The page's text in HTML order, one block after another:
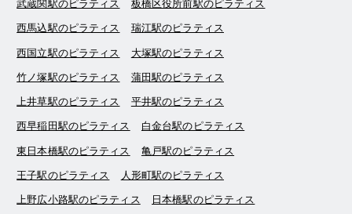
武蔵関駅のピラティス 板橋区役所前駅のピラティス
西馬込駅のピラティス 瑞江駅のピラティス
西国立駅のピラティス 大塚駅のピラティス
竹ノ塚駅のピラティス 蒲田駅のピラティス
上井草駅のピラティス 平井駅のピラティス
西早稲田駅のピラティス 白金台駅のピラティス
東日本橋駅のピラティス 亀戸駅のピラティス
王子駅のピラティス 人形町駅のピラティス
上野広小路駅のピラティス 日本橋駅のピラティス